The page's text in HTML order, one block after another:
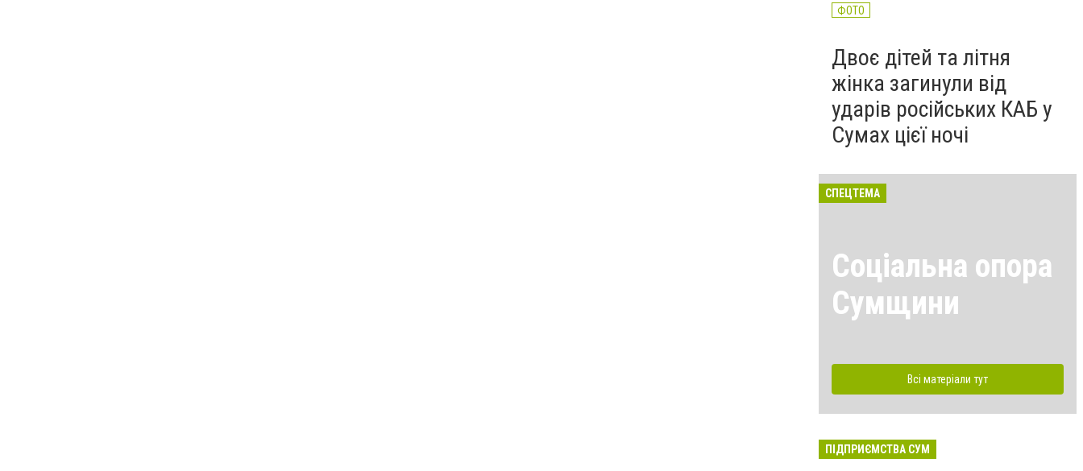
ФОТО
Двоє дітей та літня
жінка загинули від
ударів російських КАБ у
Сумах цієї ночі
СПЕЦТЕМА
Соціальна опора
Сумщини
Всі матеріали тут
ПІДПРИЄМСТВА СУМ